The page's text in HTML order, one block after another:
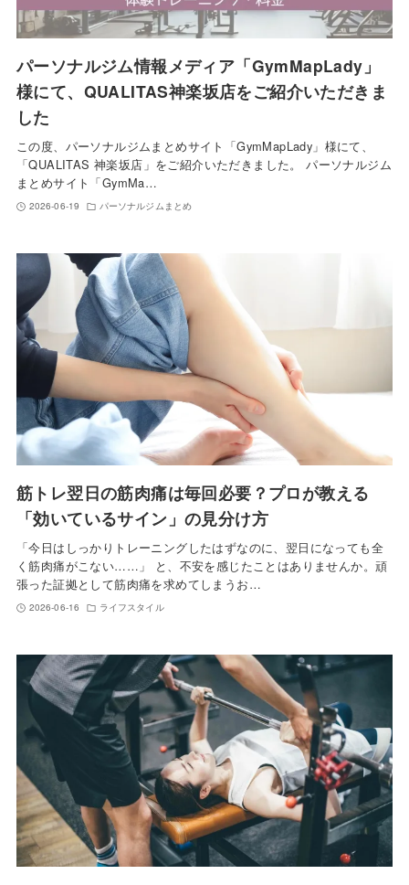
パーソナルジム情報メディア「GymMapLady」
様にて、QUALITAS神楽坂店をご紹介いただきま
した
この度、パーソナルジムまとめサイト「GymMapLady」様にて、
「QUALITAS 神楽坂店」をご紹介いただきました。 パーソナルジム
まとめサイト「GymMa…
2026-06-19 パーソナルジムまとめ
筋トレ翌日の筋肉痛は毎回必要？プロが教える
「効いているサイン」の見分け方
「今日はしっかりトレーニングしたはずなのに、翌日になっても全
く筋肉痛がこない……」 と、不安を感じたことはありませんか。頑
張った証拠として筋肉痛を求めてしまうお…
2026-06-16 ライフスタイル